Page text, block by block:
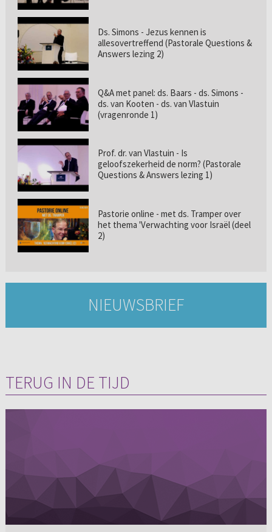
Ds. Simons - Jezus kennen is
allesovertreffend (Pastorale Questions &
Answers lezing 2)
Q&A met panel: ds. Baars - ds. Simons -
ds. van Kooten - ds. van Vlastuin
(vragenronde 1)
Prof. dr. van Vlastuin - Is
geloofszekerheid de norm? (Pastorale
Questions & Answers lezing 1)
Pastorie online - met ds. Tramper over
het thema 'Verwachting voor Israël (deel
2)
NIEUWSBRIEF
TERUG IN DE TIJD